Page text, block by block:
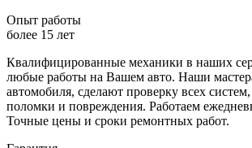
Опыт работы
более 15 лет
Квалифицированные механики в наших
любые работы на Вашем авто. Наши
автомобиля, сделают проверку всех
поломки и повреждения. Работаем
Точные цены и сроки ремонтных работ.